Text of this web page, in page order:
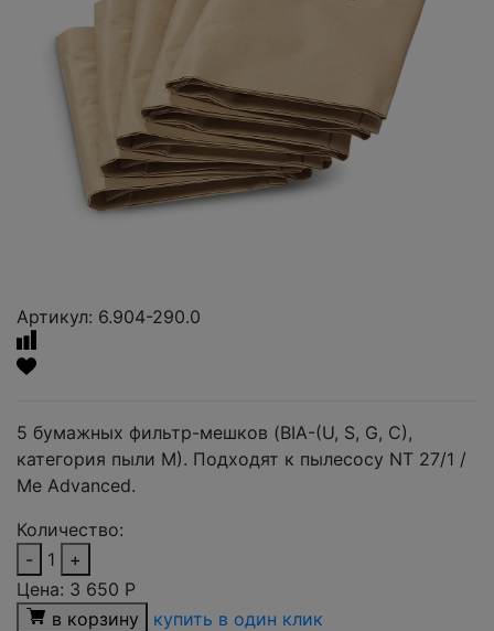
Артикул: 6.904-290.0
5 бумажных фильтр-мешков (BIA-(U, S, G, C),
категория пыли M). Подходят к пылесосу NT 27/1 /
Me Advanced.
Количество:
-
1
+
Цена: 3 650 Р
в корзину
купить в один клик